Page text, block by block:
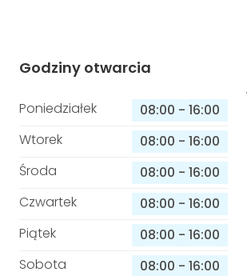
Godziny otwarcia
Poniedziałek 08:00 - 16:00
Wtorek
08:00 - 16:00
Środa
08:00 - 16:00
Czwartek
08:00 - 16:00
Piątek
08:00 - 16:00
Sobota
08:00 - 16:00